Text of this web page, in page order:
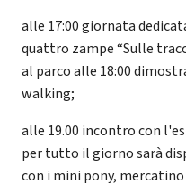
alle 17:00 giornata
quattro zampe “Sulle
al parco alle 18:00
walking;
alle 19.00 incontro con
per tutto il giorno sarà
con i mini pony,